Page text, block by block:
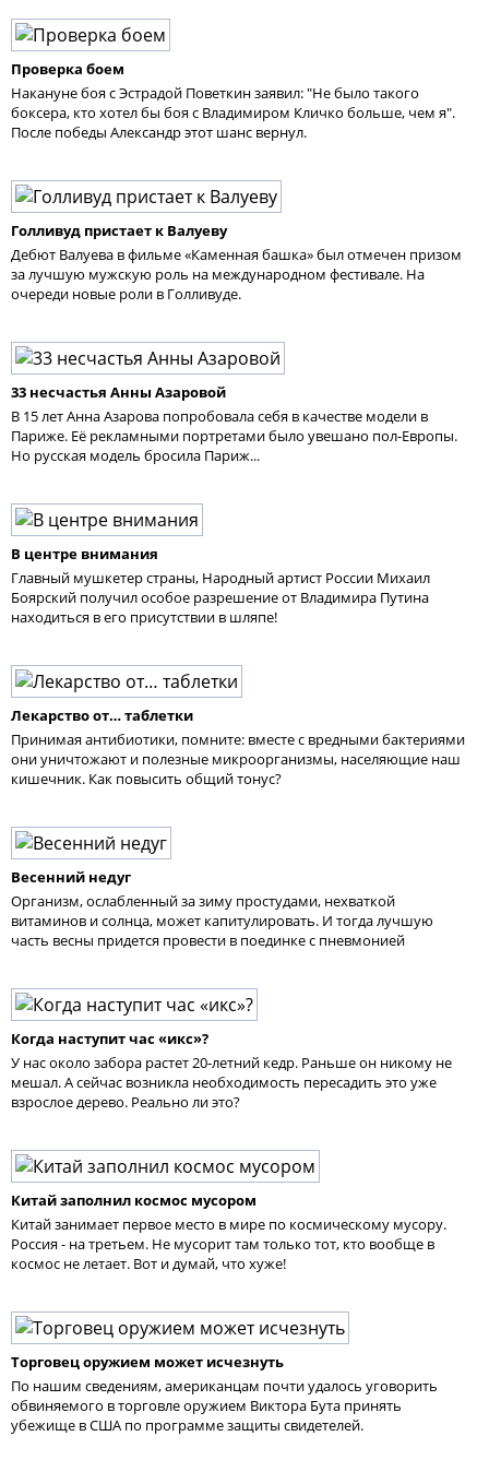
Проверка боем
Накануне боя с Эстрадой Поветкин заявил: "Не было такого
боксера, кто хотел бы боя с Владимиром Кличко больше, чем я".
После победы Александр этот шанс вернул.
Голливуд пристает к Валуеву
Дебют Валуева в фильме «Каменная башка» был отмечен призом
за лучшую мужскую роль на международном фестивале. На
очереди новые роли в Голливуде.
33 несчастья Анны Азаровой
В 15 лет Анна Азарова попробовала себя в качестве модели в
Париже. Её рекламными портретами было увешано пол-Европы.
Но русская модель бросила Париж...
В центре внимания
Главный мушкетер страны, Народный артист России Михаил
Боярский получил особое разрешение от Владимира Путина
находиться в его присутствии в шляпе!
Лекарство от… таблетки
Принимая антибиотики, помните: вместе с вредными бактериями
они уничтожают и полезные микроорганизмы, населяющие наш
кишечник. Как повысить общий тонус?
Весенний недуг
Организм, ослабленный за зиму простудами, нехваткой
витаминов и солнца, может капитулировать. И тогда лучшую
часть весны придется провести в поединке с пневмонией
Когда наступит час «икс»?
У нас около забора растет 20-летний кедр. Раньше он никому не
мешал. А сейчас возникла необходимость пересадить это уже
взрослое дерево. Реально ли это?
Китай заполнил космос мусором
Китай занимает первое место в мире по космическому мусору.
Россия - на третьем. Не мусорит там только тот, кто вообще в
космос не летает. Вот и думай, что хуже!
Торговец оружием может исчезнуть
По нашим сведениям, американцам почти удалось уговорить
обвиняемого в торговле оружием Виктора Бута принять
убежище в США по программе защиты свидетелей.